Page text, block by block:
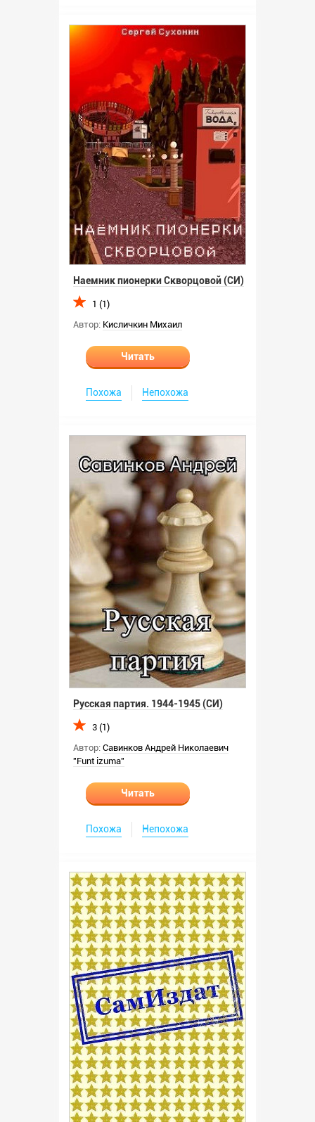
Наемник пионерки Скворцовой (СИ)
1 (1)
Автор: Кисличкин Михаил
Читать
Похожа Непохожа
Русская партия. 1944-1945 (СИ)
3 (1)
Автор: Савинков Андрей Николаевич
"Funt izuma"
Читать
Похожа Непохожа